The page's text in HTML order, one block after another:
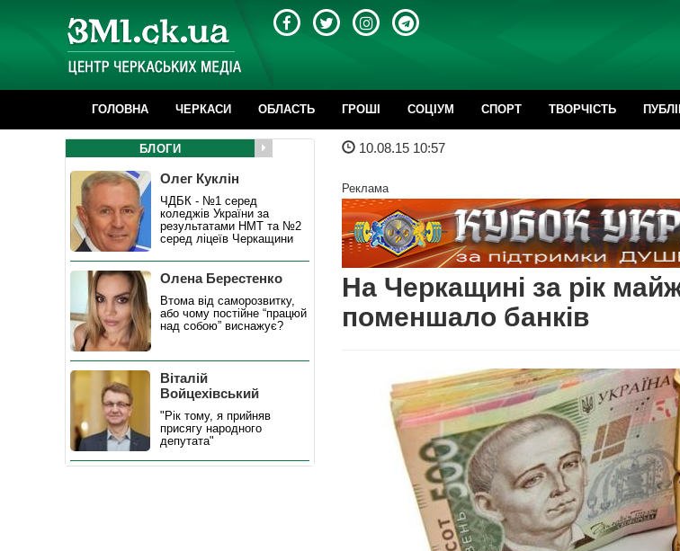
ГОЛОВНА ЧЕРКАСИ ОБЛАСТЬ ГРОШІ CОЦІУМ СПОРТ ТВОРЧІСТЬ
10.08.15 10:57
Реклама
На Черкащині за рік
поменшало банків
БЛОГИ
Олег Куклін
ЧДБК - №1 серед
коледжів України за
результатами НМТ та №2
серед ліцеїв Черкащини
Олена Берестенко
Втома від саморозвитку,
або чому постійне “працюй
над собою” виснажує?
Віталій
Войцехівський
"Рік тому, я прийняв
присягу народного
депутата"